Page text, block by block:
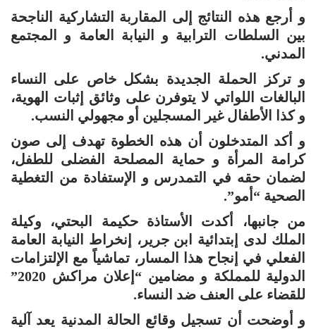
و أرجع هذه النتائج إلى المقاربة التشاركية الناجحة
بين السلطات الترابية و النيابة العامة و المجتمع
المدني.
و تركز الحملة الجديدة بشكل خاص على النساء
البالغات اللواتي لا يتوفرن على وثائق إثبات الهوية،
و كذا الأطفال غير المسجلين أو مجهولي النسب.
و أكد المتدخلون أن هذه الخطوة تهدف إلى صون
كرامة المرأة و حماية المصلحة الفضلى للطفل،
لضمان حقه في التمدرس و الإستفادة من التغطية
الصحية “أمو”.
من جانبها، أكدت الأستاذة حكيمة البحتي، وكيلة
الملك لدى إبتدائية ابن جرير، إنخراط النيابة العامة
الفعلي في إنجاح هذا المسار، تماشياً مع الإلتزامات
الدولية للمملكة و مضامين “إعلان مراكش 2020”
للقضاء على العنف ضد النساء.
و أوضحت أن تسجيل وقائع الحالة المدنية يعد آلية